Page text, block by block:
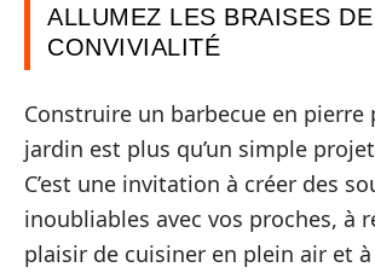
ALLUMEZ LES BRAISES
CONVIVIALITÉ
Construire un barbecue en pierre
jardin est plus qu’un simple
C’est une invitation à créer des
inoubliables avec vos proches, à
plaisir de cuisiner en plein air et